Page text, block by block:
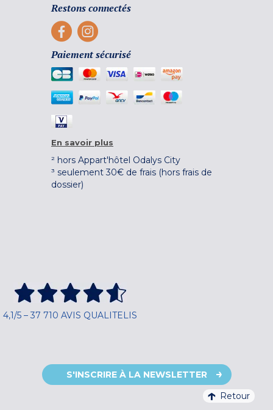
Restons connectés
Paiement sécurisé
En savoir plus
² hors Appart'hôtel Odalys City
³ seulement 30€ de frais (hors frais de
dossier)
4,1/5 – 37 710 AVIS QUALITELIS
S'INSCRIRE À LA NEWSLETTER
Retour